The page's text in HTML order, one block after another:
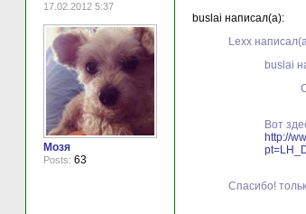
17.02.2012 5:37
Мозя
Posts: 63
buslai написал(а):
Lexx
buslai
Вот
http://
Спасибо!